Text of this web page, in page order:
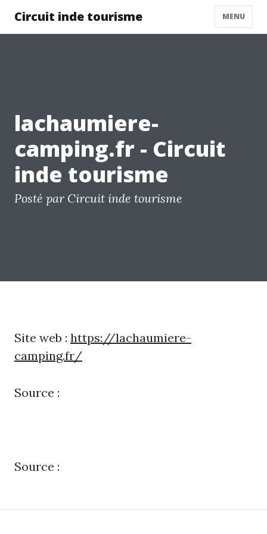
Circuit inde tourisme MENU
lachaumiere-
camping.fr - Circuit
inde tourisme
Posté par Circuit inde tourisme
Site web : https://lachaumiere-
camping.fr/
Source :
Source :